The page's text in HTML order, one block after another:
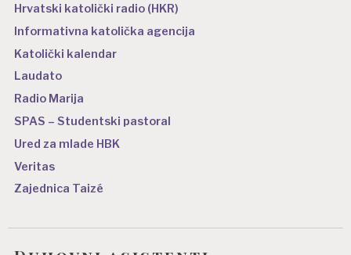
Hrvatski katolički radio (HKR)
Informativna katolička agencija
Katolički kalendar
Laudato
Radio Marija
SPAS – Studentski pastoral
Ured za mlade HBK
Veritas
Zajednica Taizé